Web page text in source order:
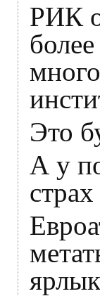
РИК
Это
А у